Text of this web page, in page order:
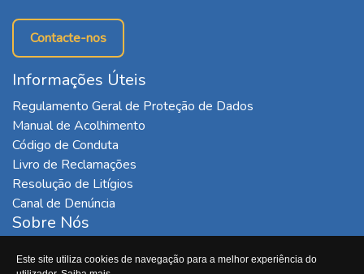
Contacte-nos
Informações Úteis
Regulamento Geral de Proteção de Dados
Manual de Acolhimento
Código de Conduta
Livro de Reclamações
Resolução de Litígios
Canal de Denúncia
Sobre Nós
Particular de Solidariedade Social (IPSS) fundada em 1991,
Este site utiliza cookies de navegação para a melhor experiência do